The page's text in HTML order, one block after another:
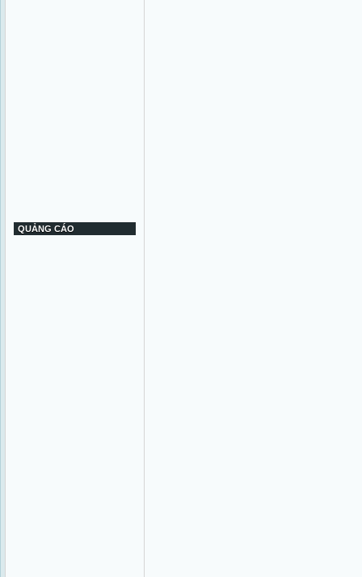
QUẢNG CÁO